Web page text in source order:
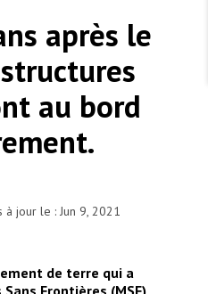
de protéger les
de santé en temps
et intervention
ou logisticienne
Patient with 2
après le
au bord
à jour le : Jun 9, 2021
de terre qui a
Frontières (MSF),